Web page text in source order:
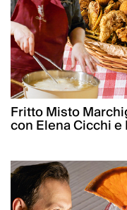
Fritto Misto
con Elena Cicchi